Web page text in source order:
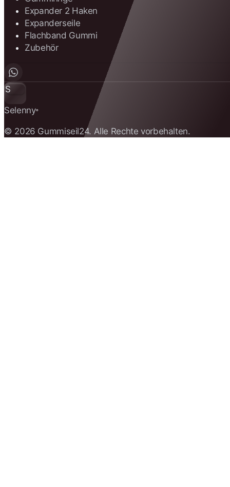
Expander 2 Haken
Expanderseile
Flachband Gummi
Zubehör
S
Selenny®
© 2026 Gummiseil24. Alle Rechte vorbehalten.